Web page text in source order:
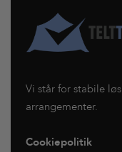
Vi står for stabile
arrangementer.
Cookiepolitik